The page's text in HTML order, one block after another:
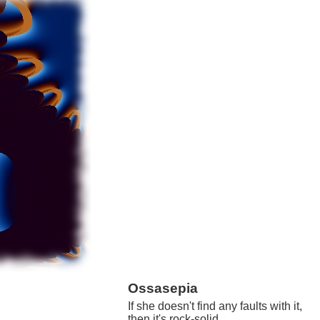
Ossasepia
If she doesn't find any faults with it,